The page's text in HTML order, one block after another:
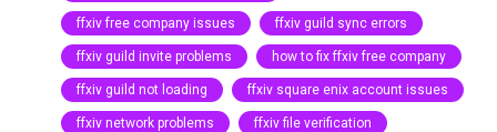
ffxiv free company issues ffxiv guild sync errors
ffxiv guild invite problems how to fix ffxiv free company
ffxiv guild not loading ffxiv square enix account issues
ffxiv network problems ffxiv file verification